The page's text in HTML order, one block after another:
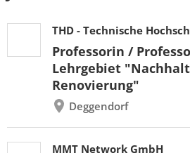
THD - Technische
Professorin /
Lehrgebiet
Renovierung"
Deggendorf
MMT Network GmbH